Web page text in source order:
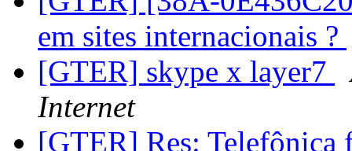
em sites internacionais ?
[GTER] skype x layer7
Internet
[GTER] Res: Telefônica